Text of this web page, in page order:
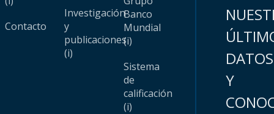
Contacto
Investigación
y
publicaciones
(i)
Banco
Mundial
(i)
Sistema
de
calificación
(i)
DATOS
Y